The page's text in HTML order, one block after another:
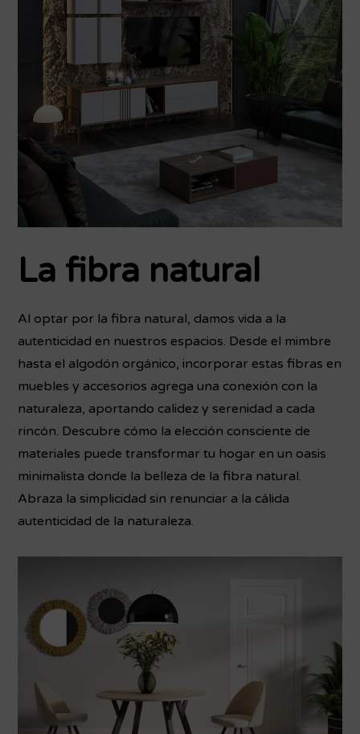
La fibra natural
Al optar por la fibra natural, damos vida a la
autenticidad en nuestros espacios. Desde el mimbre
hasta el algodón orgánico, incorporar estas fibras en
muebles y accesorios agrega una conexión con la
naturaleza, aportando calidez y serenidad a cada
rincón. Descubre cómo la elección consciente de
materiales puede transformar tu hogar en un oasis
minimalista donde la belleza de la fibra natural.
Abraza la simplicidad sin renunciar a la cálida
autenticidad de la naturaleza.